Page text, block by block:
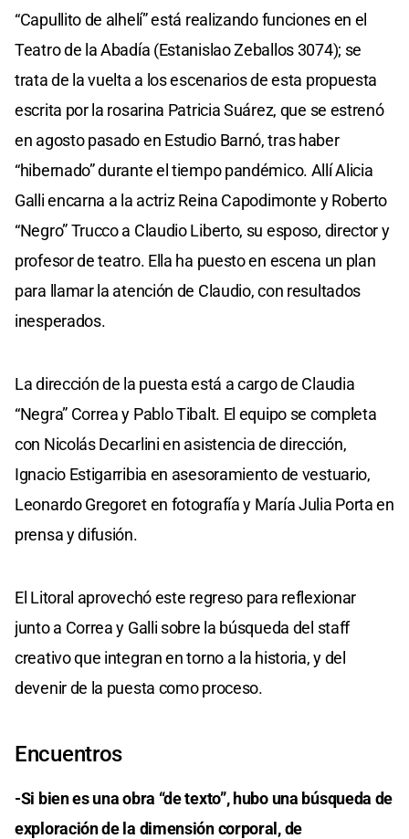
“Capullito de alhelí” está realizando funciones en el
Teatro de la Abadía (Estanislao Zeballos 3074); se
trata de la vuelta a los escenarios de esta propuesta
escrita por la rosarina Patricia Suárez, que se estrenó
en agosto pasado en Estudio Barnó, tras haber
“hibernado” durante el tiempo pandémico. Allí Alicia
Galli encarna a la actriz Reina Capodimonte y Roberto
“Negro” Trucco a Claudio Liberto, su esposo, director y
profesor de teatro. Ella ha puesto en escena un plan
para llamar la atención de Claudio, con resultados
inesperados.
La dirección de la puesta está a cargo de Claudia
“Negra” Correa y Pablo Tibalt. El equipo se completa
con Nicolás Decarlini en asistencia de dirección,
Ignacio Estigarribia en asesoramiento de vestuario,
Leonardo Gregoret en fotografía y María Julia Porta en
prensa y difusión.
El Litoral aprovechó este regreso para reflexionar
junto a Correa y Galli sobre la búsqueda del staff
creativo que integran en torno a la historia, y del
devenir de la puesta como proceso.
Encuentros
-Si bien es una obra “de texto”, hubo una búsqueda de
exploración de la dimensión corporal, de